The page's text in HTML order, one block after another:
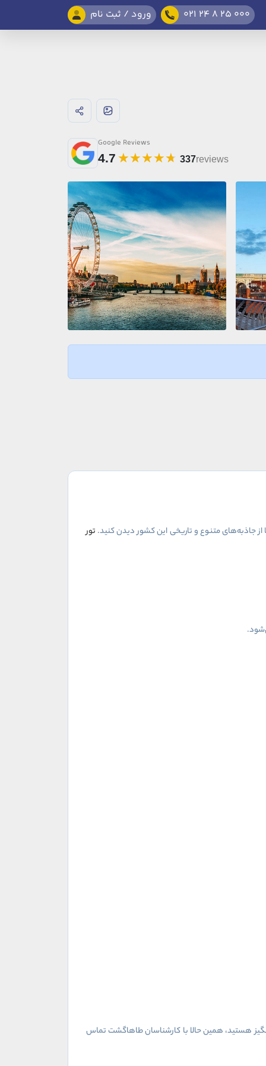
021 24 8 25 000 ورود / ثبت نام
Google Reviews
4.7 337reviews
از جاذبه‌های متنوع و تاریخی این کشور دیدن کنید. تور
هستید، همین حالا با کارشناسان طاهاگشت تماس